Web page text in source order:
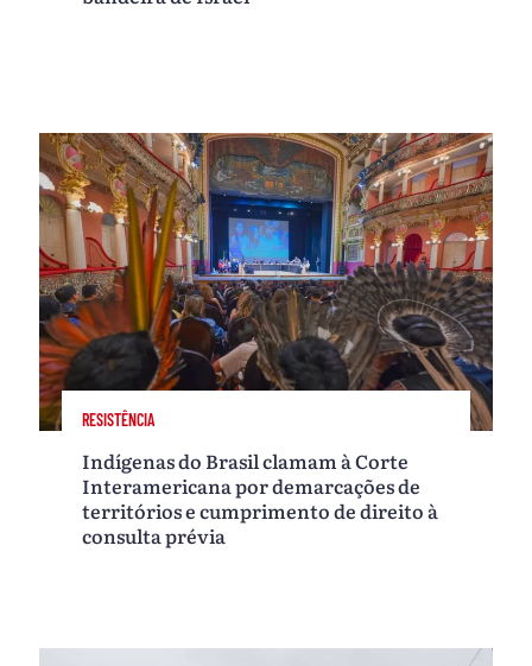
RESISTÊNCIA
Indígenas do Brasil clamam à Corte
Interamericana por demarcações de
territórios e cumprimento de direito à
consulta prévia